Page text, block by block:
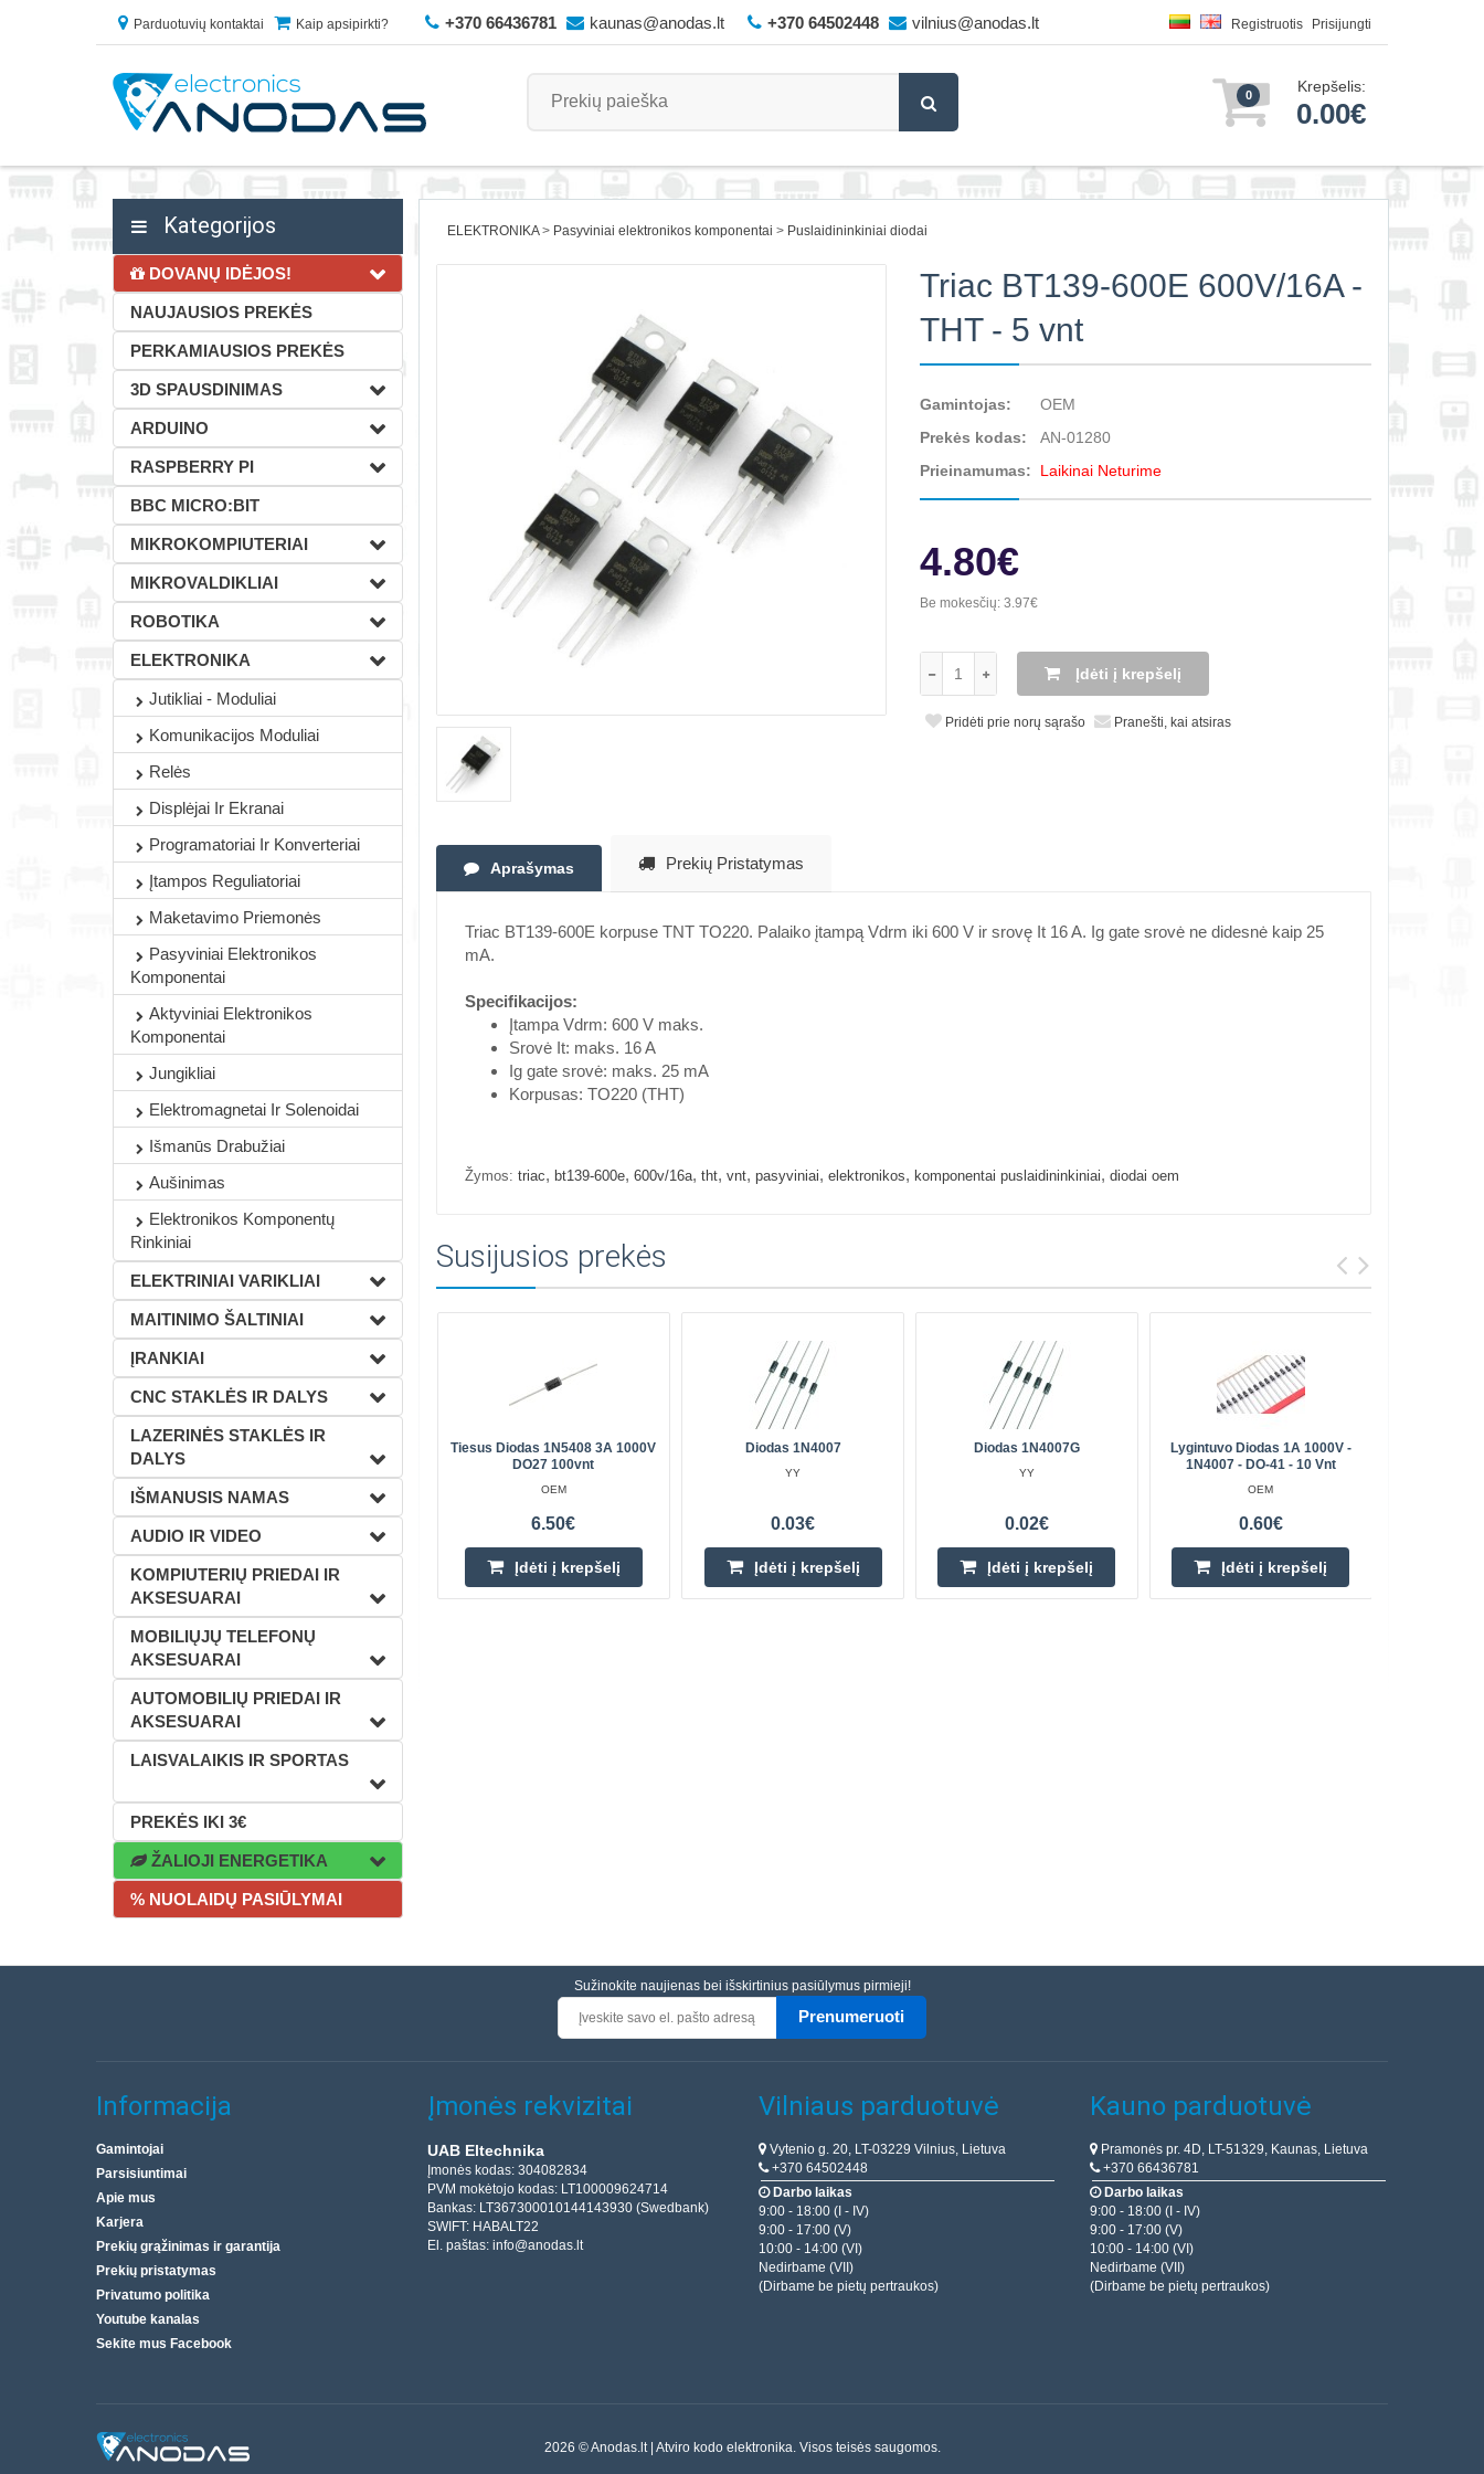
Parduotuvių kontaktai Kaip apsipirkti? +370 66436781 kaunas@anodas.lt +370 64502448 vilnius@anodas.lt Registruotis Prisijungti
0 Krepšelis:
0.00€
Kategorijos
DOVANŲ IDĖJOS!
NAUJAUSIOS PREKĖS
PERKAMIAUSIOS PREKĖS
3D SPAUSDINIMAS
ARDUINO
RASPBERRY PI
BBC MICRO:BIT
MIKROKOMPIUTERIAI
MIKROVALDIKLIAI
ROBOTIKA
ELEKTRONIKA
Jutikliai - Moduliai
Komunikacijos Moduliai
Relės
Displėjai Ir Ekranai
Programatoriai Ir Konverteriai
Įtampos Reguliatoriai
Maketavimo Priemonės
Pasyviniai Elektronikos
Komponentai
Aktyviniai Elektronikos
Komponentai
Jungikliai
Elektromagnetai Ir Solenoidai
Išmanūs Drabužiai
Aušinimas
Elektronikos Komponentų
Rinkiniai
ELEKTRINIAI VARIKLIAI
MAITINIMO ŠALTINIAI
ĮRANKIAI
CNC STAKLĖS IR DALYS
LAZERINĖS STAKLĖS IR
DALYS
IŠMANUSIS NAMAS
AUDIO IR VIDEO
KOMPIUTERIŲ PRIEDAI IR
AKSESUARAI
MOBILIŲJŲ TELEFONŲ
AKSESUARAI
AUTOMOBILIŲ PRIEDAI IR
AKSESUARAI
LAISVALAIKIS IR SPORTAS
PREKĖS IKI 3€
ŽALIOJI ENERGETIKA
% NUOLAIDŲ PASIŪLYMAI
ELEKTRONIKA Pasyviniai elektronikos komponentai Puslaidininkiniai diodai
Triac BT139-600E 600V/16A -
THT - 5 vnt
Gamintojas:
OEM
Prekės kodas:
AN-01280
Prieinamumas:
Laikinai Neturime
4.80€
Be mokesčių:3.97€
Įdėti į krepšelį
Pridėti prie norų sąrašo Pranešti, kai atsiras
Aprašymas Prekių Pristatymas
Triac BT139-600E korpuse TNT TO220. Palaiko įtampą Vdrm iki 600 V ir srovę It 16 A. Ig gate srovė ne didesnė kaip 25
mA.
Specifikacijos:
Įtampa Vdrm: 600 V maks.
Srovė It: maks. 16 A
Ig gate srovė: maks. 25 mA
Korpusas: TO220 (THT)
Žymos: triac, bt139-600e, 600v/16a, tht, vnt, pasyviniai, elektronikos, komponentai puslaidininkiniai, diodai oem
Susijusios prekės
Tiesus Diodas 1N5408 3A 1000V
DO27 100vnt
OEM
6.50€
Įdėti į krepšelį
Diodas 1N4007
YY
0.03€
Įdėti į krepšelį
Diodas 1N4007G
YY
0.02€
Įdėti į krepšelį
Lygintuvo Diodas 1A 1000V -
1N4007 - DO-41 - 10 Vnt
OEM
0.60€
Įdėti į krepšelį
Sužinokite naujienas bei išskirtinius pasiūlymus pirmieji!
Prenumeruoti
Informacija
Gamintojai
Parsisiuntimai
Apie mus
Karjera
Prekių grąžinimas ir garantija
Prekių pristatymas
Privatumo politika
Youtube kanalas
Sekite mus Facebook
Įmonės rekvizitai
UAB Eltechnika
Įmonės kodas: 304082834
PVM mokėtojo kodas: LT100009624714
Bankas: LT367300010144143930 (Swedbank)
SWIFT: HABALT22
El. paštas: info@anodas.lt
Vilniaus parduotuvė
Vytenio g. 20, LT-03229 Vilnius, Lietuva
+370 64502448
Darbo laikas
9:00 - 18:00 (I - IV)
9:00 - 17:00 (V)
10:00 - 14:00 (VI)
Nedirbame (VII)
(Dirbame be pietų pertraukos)
Kauno parduotuvė
Pramonės pr. 4D, LT-51329, Kaunas, Lietuva
+370 66436781
Darbo laikas
9:00 - 18:00 (I - IV)
9:00 - 17:00 (V)
10:00 - 14:00 (VI)
Nedirbame (VII)
(Dirbame be pietų pertraukos)
2026 © Anodas.lt | Atviro kodo elektronika. Visos teisės saugomos.